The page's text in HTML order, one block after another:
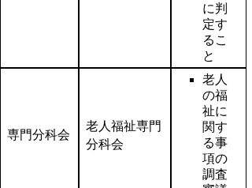
に判
定す
るこ
と
専門分科会
老人福祉専門
分科会
老人
の福
祉に
関す
る事
項の
調査